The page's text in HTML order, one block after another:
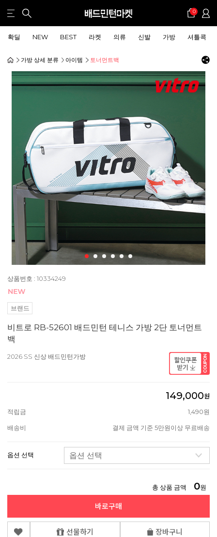
0
확딜 NEW BEST 라켓 의류 신발 가방 셔틀콕
가방 상세 분류 아이템 토너먼트백
상품번호 : 10334249
브랜드
비트로 RB-52601 배드민턴 테니스 가방 2단 토너먼트
백
2026 SS 신상 배드민턴가방
149,000원
적립금
1,490원
배송비 결제 금액 기준 5만원이상 무료배송
옵션 선택
총 상품 금액 0원
바로구매
선물하기 장바구니